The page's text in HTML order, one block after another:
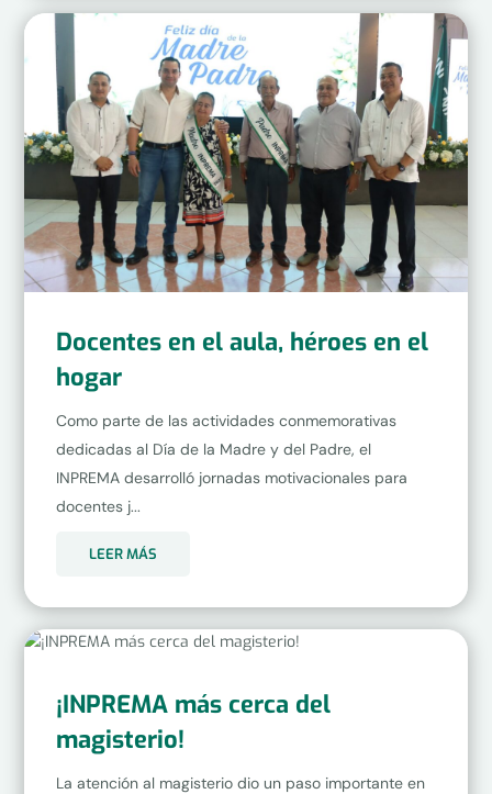
Docentes en el aula, héroes en el
hogar
Como parte de las actividades conmemorativas
dedicadas al Día de la Madre y del Padre, el
INPREMA desarrolló jornadas motivacionales para
docentes j...
LEER MÁS
¡INPREMA más cerca del
magisterio!
La atención al magisterio dio un paso importante en